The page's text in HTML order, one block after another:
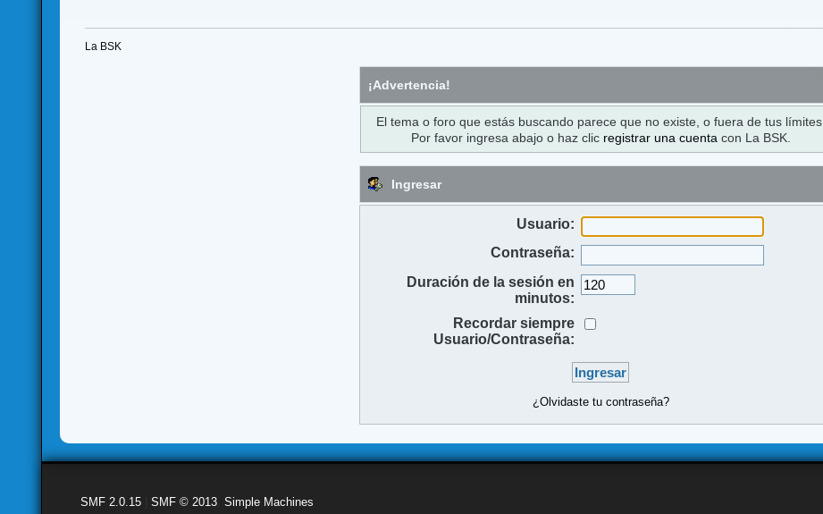
La BSK
¡Advertencia!
El tema o foro que estás buscando parece que no existe, o fuera de tus límites.
Por favor ingresa abajo o haz clic registrar una cuenta con La BSK.
Ingresar
Usuario:
Contraseña:
Duración de la sesión en
minutos:
Recordar siempre
Usuario/Contraseña:
¿Olvidaste tu contraseña?
SMF 2.0.15 |SMF © 2013 ,Simple Machines